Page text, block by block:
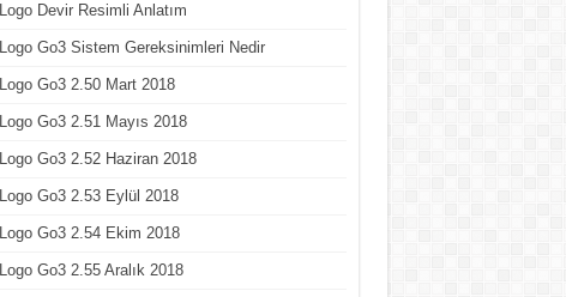
Logo Devir Resimli Anlatım
Logo Go3 Sistem Gereksinimleri Nedir
Logo Go3 2.50 Mart 2018
Logo Go3 2.51 Mayıs 2018
Logo Go3 2.52 Haziran 2018
Logo Go3 2.53 Eylül 2018
Logo Go3 2.54 Ekim 2018
Logo Go3 2.55 Aralık 2018